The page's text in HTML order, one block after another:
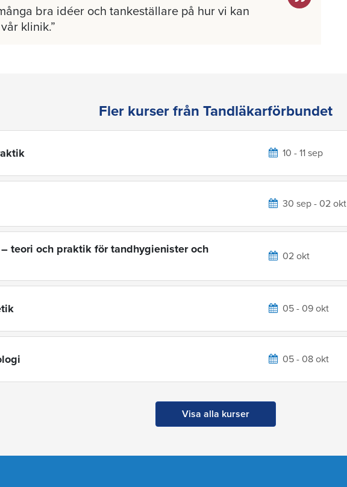
bra idéer och tankeställare på hur vi kan
klinik.
Fler kurser från Tandläkarförbundet
10 - 11 sep
30 sep - 02 okt
teori och praktik för tandhygienister och
02 okt
05 - 09 okt
05 - 08 okt
Visa alla kurser